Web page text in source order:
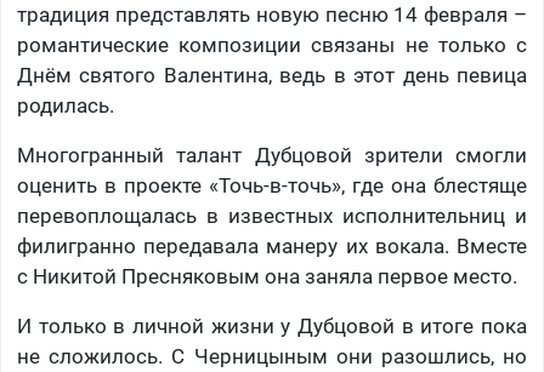
традиция представлять новую песню 14 февраля –
романтические композиции связаны не только с
Днём святого Валентина, ведь в этот день певица
родилась.
Многогранный талант Дубцовой зрители смогли
оценить в проекте «Точь-в-точь», где она блестяще
перевоплощалась в известных исполнительниц и
филигранно передавала манеру их вокала. Вместе
с Никитой Пресняковым она заняла первое место.
И только в личной жизни у Дубцовой в итоге пока
не сложилось. С Черницыным они разошлись, но